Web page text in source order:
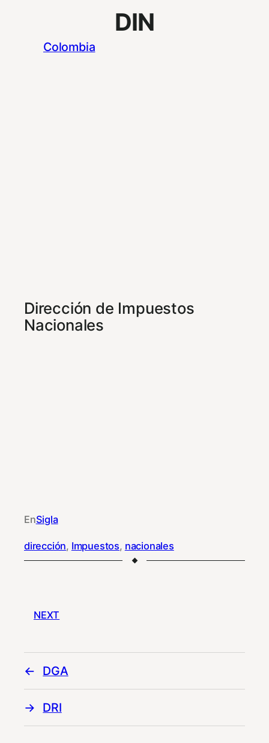
DIN
Colombia
Dirección de Impuestos
Nacionales
EnSigla
dirección, Impuestos, nacionales
NEXT
DGA
DRI